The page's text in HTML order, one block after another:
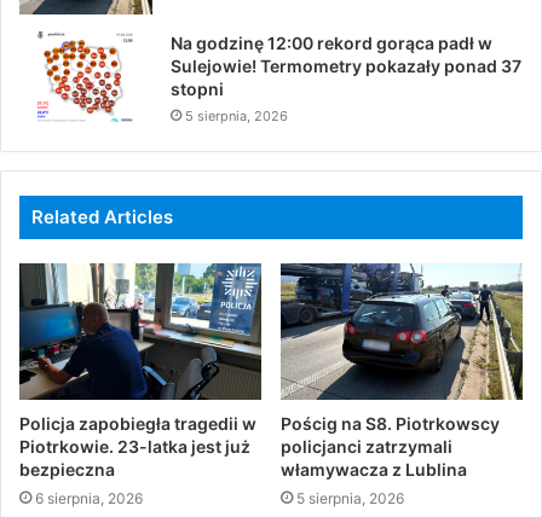
Na godzinę 12:00 rekord gorąca padł w
Sulejowie! Termometry pokazały ponad 37
stopni
5 sierpnia, 2026
Related Articles
Policja zapobiegła tragedii w
Piotrkowie. 23-latka jest już
bezpieczna
6 sierpnia, 2026
Pościg na S8. Piotrkowscy
policjanci zatrzymali
włamywacza z Lublina
5 sierpnia, 2026